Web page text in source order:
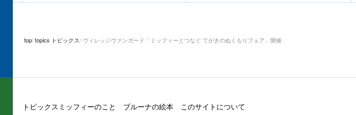
top topics トピックス ヴィレッジヴァンガード「ミッフィーとつなぐ てがきのぬくもりフェア」開催
トピックス ミッフィーのこと
ブルーナの絵本
このサイトについて